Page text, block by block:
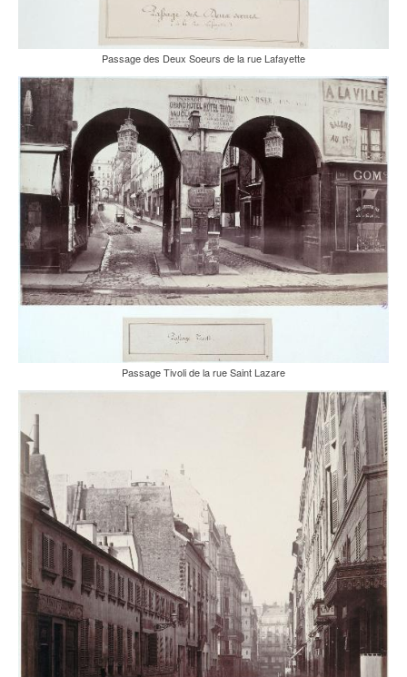
Passage des Deux Soeurs de la rue Lafayette
Passage Tivoli de la rue Saint Lazare